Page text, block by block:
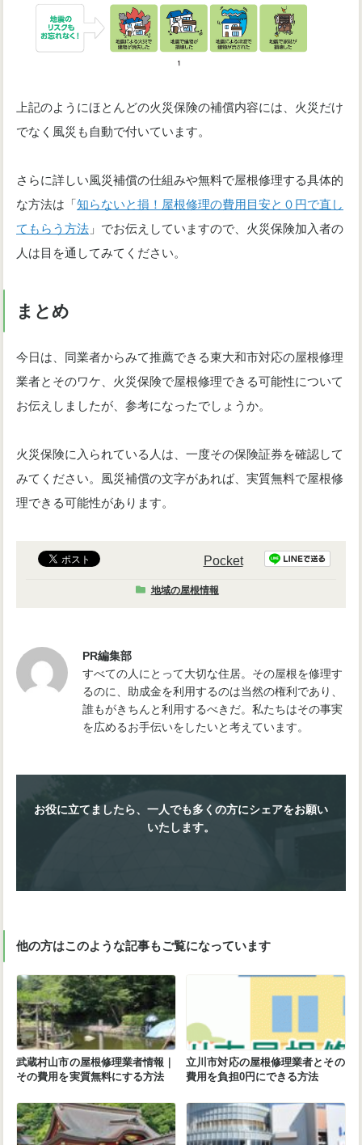
上記のようにほとんどの火災保険の補償内容には、火災だけ
でなく風災も自動で付いています。
さらに詳しい風災補償の仕組みや無料で屋根修理する具体的
な方法は「知らないと損！屋根修理の費用目安と０円で直し
てもらう方法 」でお伝えしていますので、火災保険加入者の
人は目を通してみてください。
まとめ
今日は、同業者からみて推薦できる東大和市対応の屋根修理
業者とそのワケ、火災保険で屋根修理できる可能性について
お伝えしましたが、参考になったでしょうか。
火災保険に入られている人は、一度その保険証券を確認して
みてください。風災補償の文字があれば、実質無料で屋根修
理できる可能性があります。
Pocket
地域の屋根情報
PR編集部
すべての人にとって大切な住居。その屋根を修理す
るのに、助成金を利用するのは当然の権利であり、
誰もがきちんと利用するべきだ。私たちはその事実
を広めるお手伝いをしたいと考えています。
お役に立てましたら、一人でも多くの方にシェアをお願い
いたします。
他の方はこのような記事もご覧になっています
武蔵村山市の屋根修理業者情報｜
その費用を実質無料にする方法
立川市対応の屋根修理業者とその
費用を負担0円にできる方法